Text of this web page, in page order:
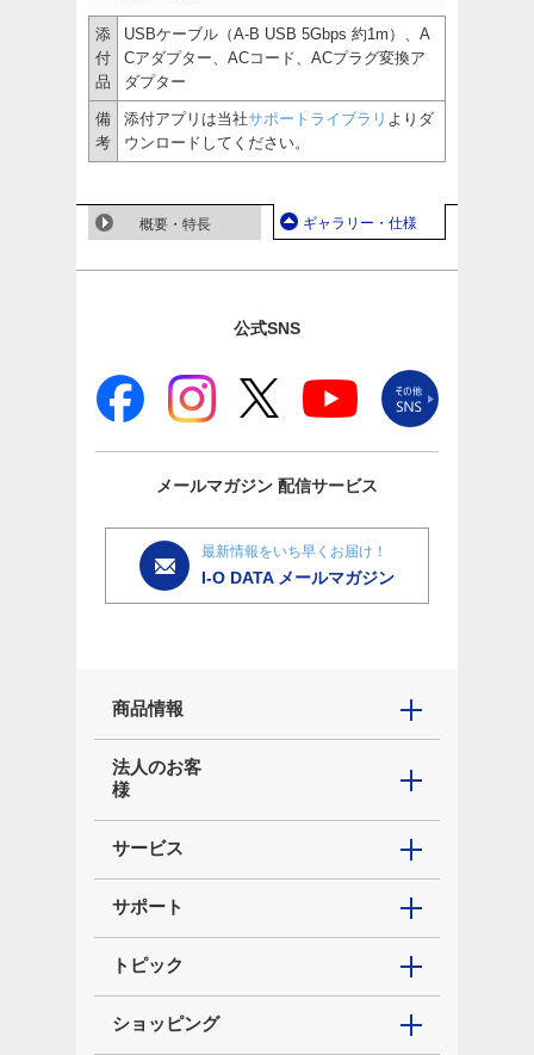
添
付
品
USBケーブル（A-B USB 5Gbps 約1m）、A
Cアダプター、ACコード、ACプラグ変換ア
ダプター
備
考
添付アプリは当社サポートライブラリ よりダ
ウンロードしてください。
概要・特長 ギャラリー・仕様
公式SNS
メールマガジン 配信サービス
最新情報をいち早くお届け！
I-O DATA メールマガジン
商品情報
法人のお客
様
サービス
サポート
トピック
ショッピング